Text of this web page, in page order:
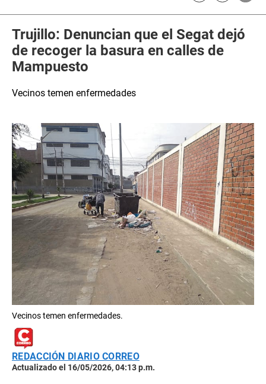
Trujillo: Denuncian que el Segat dejó
de recoger la basura en calles de
Mampuesto
Vecinos temen enfermedades
Vecinos temen enfermedades.
REDACCIÓN DIARIO CORREO
Actualizado el 16/05/2026, 04:13 p.m.